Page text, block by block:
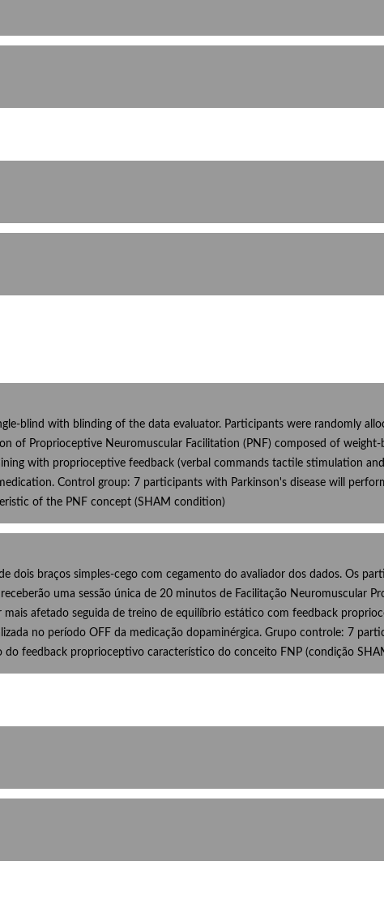
blind with blinding of the data evaluator. Participants were randomly
of Proprioceptive Neuromuscular Facilitation (PNF) composed of
with proprioceptive feedback (verbal commands tactile stimulation
Control group: 7 participants with Parkinson's disease will
of the PNF concept (SHAM condition)
dois braços simples-cego com cegamento do avaliador dos dados. Os
uma sessão única de 20 minutos de Facilitação Neuromuscular
afetado seguida de treino de equilíbrio estático com feedback
no período OFF da medicação dopaminérgica. Grupo controle: 7
do feedback proprioceptivo característico do conceito FNP (condição